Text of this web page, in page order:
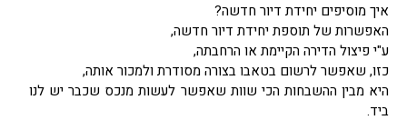
איך מוסיפים יחידת דיור חדשה?
האפשרות של תוספת יחידת דיור חדשה,
ע"י פיצול הדירה הקיימת או הרחבתה,
כזו, שאפשר לרשום בטאבו בצורה מסודרת ולמכור אותה,
היא מבין ההשבחות הכי שוות שאפשר לעשות מנכס שכבר יש לנו
ביד.